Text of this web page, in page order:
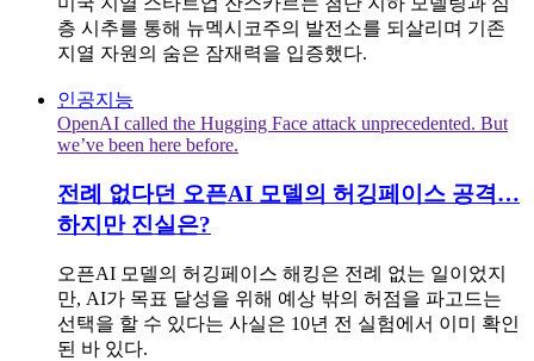
층 시추를 통해 뉴멕시코주의 발전소를 되살리며 기존
지열 자원의 숨은 잠재력을 입증했다.
인공지능
OpenAI called the Hugging Face attack unprecedented. But
we’ve been here before.
전례 없다던 오픈AI 모델의 허깅페이스 공격…
하지만 진실은?
오픈AI 모델의 허깅페이스 해킹은 전례 없는 일이었지
만, AI가 목표 달성을 위해 예상 밖의 허점을 파고드는
선택을 할 수 있다는 사실은 10년 전 실험에서 이미 확인
된 바 있다.